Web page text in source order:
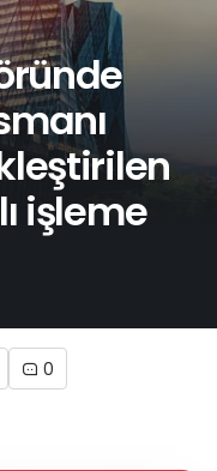
işleme
0